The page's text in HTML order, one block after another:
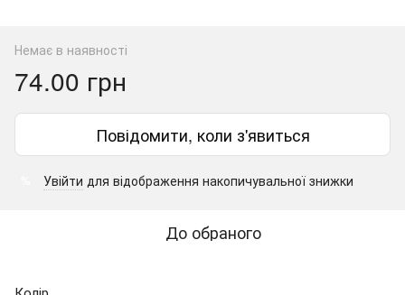
Немає в наявності
74.00 грн
Повідомити, коли з'явиться
Увійти для відображення накопичувальної знижки
До обраного